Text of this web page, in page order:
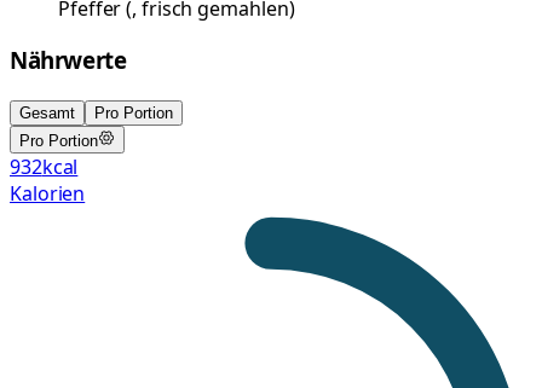
Pfeffer(, frisch gemahlen)
Nährwerte
Gesamt
Pro Portion
Pro Portion
932kcal
Kalorien